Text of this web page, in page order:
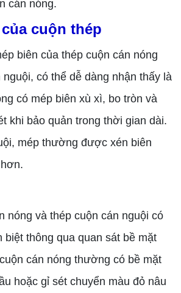
cán nóng.
cuộn thép
biên của thép cuộn cán nóng
có thể dễ dàng nhận thấy là
có mép biên xù xì, bo tròn và
khi bảo quản trong thời gian dài.
mép thường được xén biên
nóng và thép cuộn cán nguội có
biệt thông qua quan sát bề mặt
cán nóng thường có bề mặt
hoặc gỉ sét chuyển màu đỏ nâu